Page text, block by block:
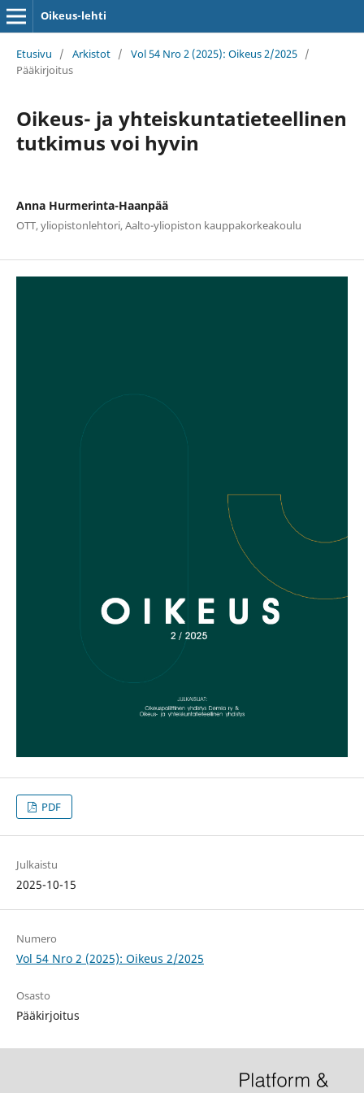
Oikeus-lehti
Etusivu / Arkistot / Vol 54 Nro 2 (2025): Oikeus 2/2025 /
Pääkirjoitus
Oikeus- ja yhteiskuntatieteellinen
tutkimus voi hyvin
Anna Hurmerinta-Haanpää
OTT, yliopistonlehtori, Aalto-yliopiston kauppakorkeakoulu
PDF
Julkaistu
2025-10-15
Numero
Vol 54 Nro 2 (2025): Oikeus 2/2025
Osasto
Pääkirjoitus